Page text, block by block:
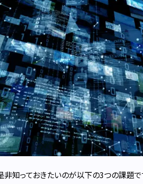
知っておきたいのが以下の3つの課題で